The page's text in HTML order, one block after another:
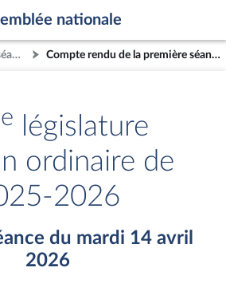
nationale
Comptes rendus des débats en séance Compte rendu de la première séance du mardi 14 avril 2026
e
législature
ordinaire de
2026
du mardi 14 avril
2026